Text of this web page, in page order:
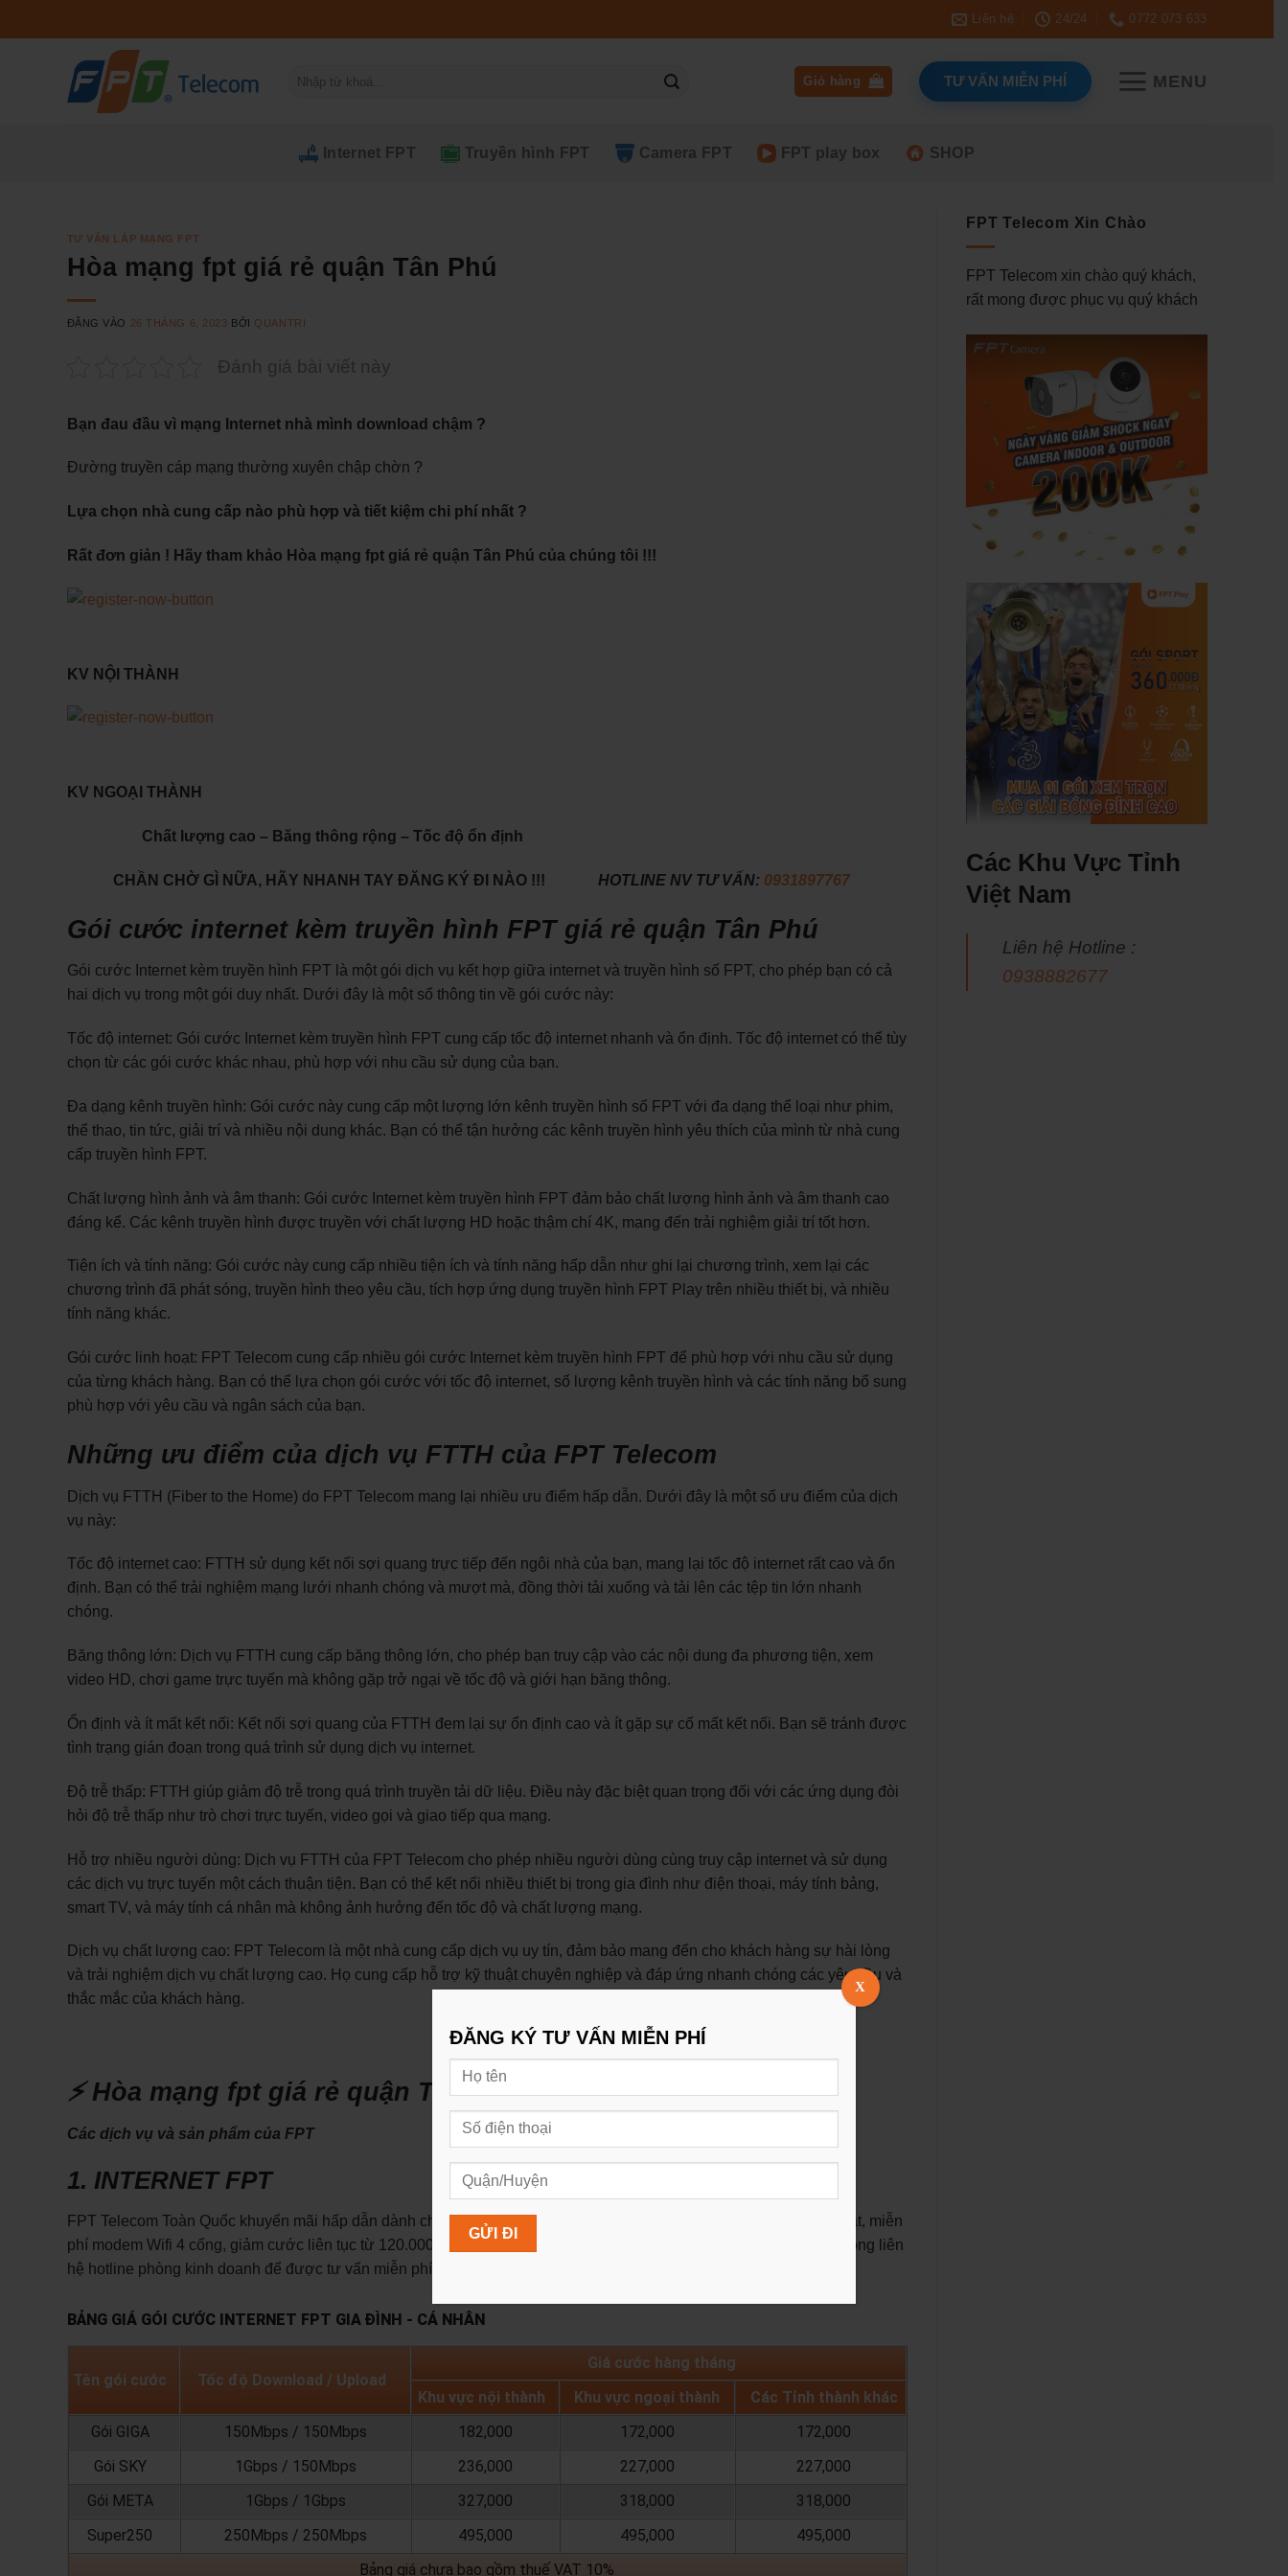
qua
Liên hệ 24/24 0772 073 633
kiếm:
Giỏ hàng TƯ VẤN MIỄN PHÍ MENU
Internet FPT Truyền hình FPT Camera FPT FPT play box SHOP
TƯ VẤN LẮP MẠNG FPT
Hòa mạng fpt giá rẻ quận Tân Phú
ĐĂNG VÀO 26 THÁNG 6, 2023 BỞI QUANTRI
Đánh giá bài viết này
Bạn đau đầu vì mạng Internet nhà mình download chậm ?
Đường truyền cáp mạng thường xuyên chập chờn ?
Lựa chọn nhà cung cấp nào phù hợp và tiết kiệm chi phí nhất ?
Rất đơn giản ! Hãy tham khảo Hòa mạng fpt giá rẻ quận Tân Phú của chúng tôi !!!
KV NỘI THÀNH
KV NGOẠI THÀNH
Chất lượng cao – Băng thông rộng – Tốc độ ổn định
CHẦN CHỜ GÌ NỮA, HÃY NHANH TAY ĐĂNG KÝ ĐI NÀO !!! HOTLINE NV TƯ VẤN: 0931897767
Gói cước internet kèm truyền hình FPT giá rẻ quận Tân Phú
Gói cước Internet kèm truyền hình FPT là một gói dịch vụ kết hợp giữa internet và truyền hình số FPT, cho phép bạn có cả
hai dịch vụ trong một gói duy nhất. Dưới đây là một số thông tin về gói cước này:
Tốc độ internet: Gói cước Internet kèm truyền hình FPT cung cấp tốc độ internet nhanh và ổn định. Tốc độ internet có thể tùy
chọn từ các gói cước khác nhau, phù hợp với nhu cầu sử dụng của bạn.
Đa dạng kênh truyền hình: Gói cước này cung cấp một lượng lớn kênh truyền hình số FPT với đa dạng thể loại như phim,
thể thao, tin tức, giải trí và nhiều nội dung khác. Bạn có thể tận hưởng các kênh truyền hình yêu thích của mình từ nhà cung
cấp truyền hình FPT.
Chất lượng hình ảnh và âm thanh: Gói cước Internet kèm truyền hình FPT đảm bảo chất lượng hình ảnh và âm thanh cao
đáng kể. Các kênh truyền hình được truyền với chất lượng HD hoặc thậm chí 4K, mang đến trải nghiệm giải trí tốt hơn.
Tiện ích và tính năng: Gói cước này cung cấp nhiều tiện ích và tính năng hấp dẫn như ghi lại chương trình, xem lại các
chương trình đã phát sóng, truyền hình theo yêu cầu, tích hợp ứng dụng truyền hình FPT Play trên nhiều thiết bị, và nhiều
tính năng khác.
Gói cước linh hoạt: FPT Telecom cung cấp nhiều gói cước Internet kèm truyền hình FPT để phù hợp với nhu cầu sử dụng
của từng khách hàng. Bạn có thể lựa chọn gói cước với tốc độ internet, số lượng kênh truyền hình và các tính năng bổ sung
phù hợp với yêu cầu và ngân sách của bạn.
Những ưu điểm của dịch vụ FTTH của FPT Telecom
Dịch vụ FTTH (Fiber to the Home) do FPT Telecom mang lại nhiều ưu điểm hấp dẫn. Dưới đây là một số ưu điểm của dịch
vụ này:
Tốc độ internet cao: FTTH sử dụng kết nối sợi quang trực tiếp đến ngôi nhà của bạn, mang lại tốc độ internet rất cao và ổn
định. Bạn có thể trải nghiệm mạng lưới nhanh chóng và mượt mà, đồng thời tải xuống và tải lên các tệp tin lớn nhanh
chóng.
Băng thông lớn: Dịch vụ FTTH cung cấp băng thông lớn, cho phép bạn truy cập vào các nội dung đa phương tiện, xem
video HD, chơi game trực tuyến mà không gặp trở ngại về tốc độ và giới hạn băng thông.
Ổn định và ít mất kết nối: Kết nối sợi quang của FTTH đem lại sự ổn định cao và ít gặp sự cố mất kết nối. Bạn sẽ tránh được
tình trạng gián đoạn trong quá trình sử dụng dịch vụ internet.
Độ trễ thấp: FTTH giúp giảm độ trễ trong quá trình truyền tải dữ liệu. Điều này đặc biệt quan trọng đối với các ứng dụng đòi
hỏi độ trễ thấp như trò chơi trực tuyến, video gọi và giao tiếp qua mạng.
Hỗ trợ nhiều người dùng: Dịch vụ FTTH của FPT Telecom cho phép nhiều người dùng cùng truy cập internet và sử dụng
các dịch vụ trực tuyến một cách thuận tiện. Bạn có thể kết nối nhiều thiết bị trong gia đình như điện thoại, máy tính bảng,
smart TV, và máy tính cá nhân mà không ảnh hưởng đến tốc độ và chất lượng mạng.
Dịch vụ chất lượng cao: FPT Telecom là một nhà cung cấp dịch vụ uy tín, đảm bảo mang đến cho khách hàng sự hài lòng
và trải nghiệm dịch vụ chất lượng cao. Họ cung cấp hỗ trợ kỹ thuật chuyên nghiệp và đáp ứng nhanh chóng các yêu cầu và
thắc mắc của khách hàng.
⚡ Hòa mạng fpt giá rẻ quận Tân Phú ⚡
Các dịch vụ và sản phẩm của FPT
1. INTERNET FPT
FPT Telecom Toàn Quốc khuyến mãi hấp dẫn dành cho khách hàng khi đăng ký lắp đặt internet FPT: Miễn phí lắp đặt, miễn
phí modem Wifi 4 cổng, giảm cước liên tục từ 120.000đ đến 170.000đ/tháng…. Để biết thêm chi tiết, quý khách vui lòng liên
hệ hotline phòng kinh doanh để được tư vấn miễn phí.
BẢNG GIÁ GÓI CƯỚC INTERNET FPT GIA ĐÌNH - CÁ NHÂN
Tên gói cước Tốc độ Download / Upload
Giá cước hàng tháng
Khu vực nội thành
Khu vực ngoại thành
Các Tỉnh thành khác
Gói GIGA
150Mbps / 150Mbps 182,000 172,000
172,000
Gói SKY
1Gbps / 150Mbps 236,000 227,000
227,000
Gói META
1Gbps / 1Gbps 327,000 318,000
318,000
Super250
250Mbps / 250Mbps 495,000 495,000
495,000
Bảng giá chưa bao gồm thuế VAT 10%
FPT Telecom Xin Chào
FPT Telecom xin chào quý khách,
rất mong được phục vụ quý khách
Các Khu Vực Tỉnh
Việt Nam
Liên hệ Hotline :
0938882677
ĐĂNG KÝ TƯ VẤN MIỄN PHÍ
X